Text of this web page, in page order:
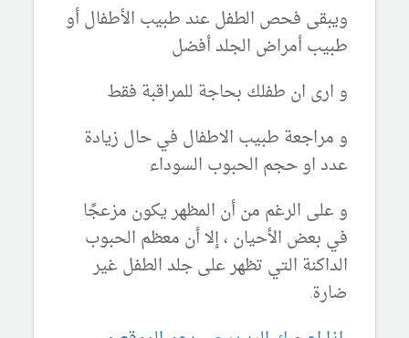
ويبقى فحص الطفل عند طبيب الأطفال أو
طبيب أمراض الجلد أفضل
و ارى ان طفلك بحاجة للمراقبة فقط
و مراجعة طبيب الاطفال في حال زيادة
عدد او حجم الحبوب السوداء
و على الرغم من أن المظهر يكون مزعجًا
في بعض الأحيان ، إلا أن معظم الحبوب
الداكنة التي تظهر على جلد الطفل غير
ضارة.